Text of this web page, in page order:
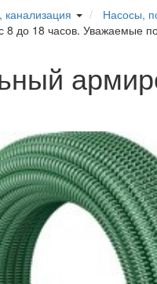
Насосы,
8 до 18 часов. Уважаемые